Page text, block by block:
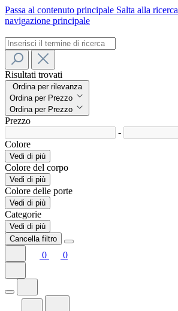
Passa al contenuto principale Salta alla ricerca
navigazione principale
Risultati trovati
Ordina per rilevanza
Ordina per Prezzo
Ordina per Prezzo
Prezzo
-
Colore
Vedi di più
Colore del corpo
Vedi di più
Colore delle porte
Vedi di più
Categorie
Vedi di più
Cancella filtro
0 0